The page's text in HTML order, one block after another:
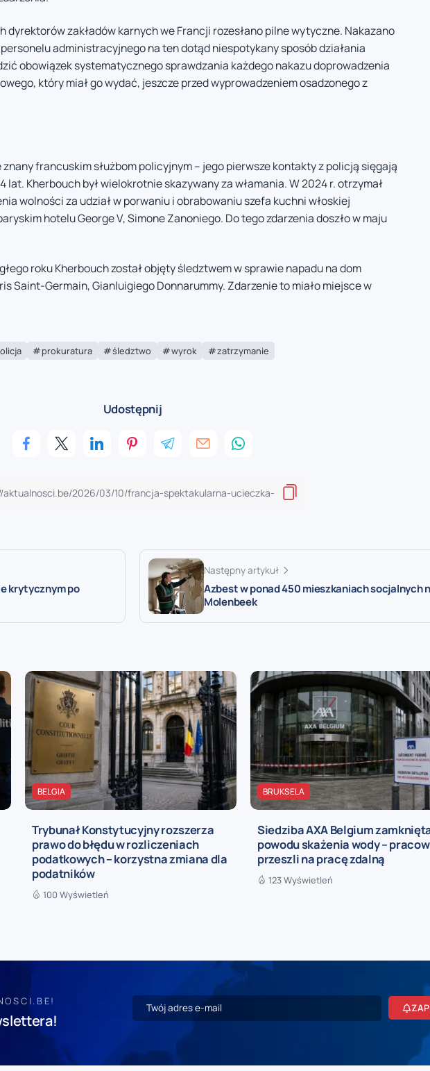
dyrektorów zakładów karnych we Francji rozesłano pilne wytyczne. Nakazano
administracyjnego na ten dotąd niespotykany sposób działania
obowiązek systematycznego sprawdzania każdego nakazu doprowadzenia
który miał go wydać, jeszcze przed wyprowadzeniem osadzonego z
francuskim służbom policyjnym – jego pierwsze kontakty z policją sięgają
lat. Kherbouch był wielokrotnie skazywany za włamania. W 2024 r. otrzymał
wolności za udział w porwaniu i obrabowaniu szefa kuchni włoskiej
hotelu George V, Simone Zanoniego. Do tego zdarzenia doszło w maju
roku Kherbouch został objęty śledztwem w sprawie napadu na dom
Saint-Germain, Gianluigiego Donnarummy. Zdarzenie to miało miejsce w
prokuratura śledztwo wyrok zatrzymanie
Udostępnij
krytycznym po
Następny artykuł
Azbest w ponad 450 mieszkaniach socjalnych
Molenbeek
BELGIA
Trybunał Konstytucyjny rozszerza
prawo do błędu w rozliczeniach
podatkowych – korzystna zmiana dla
podatników
100 Wyświetleń
BRUKSELA
Siedziba AXA Belgium
powodu skażenia wody –
przeszli na pracę zdalną
123 Wyświetleń